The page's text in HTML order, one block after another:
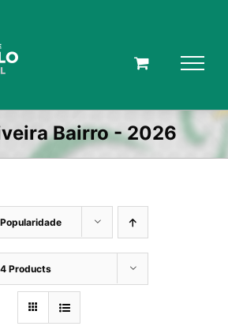
Bairro - 2026
Popularidade
Products